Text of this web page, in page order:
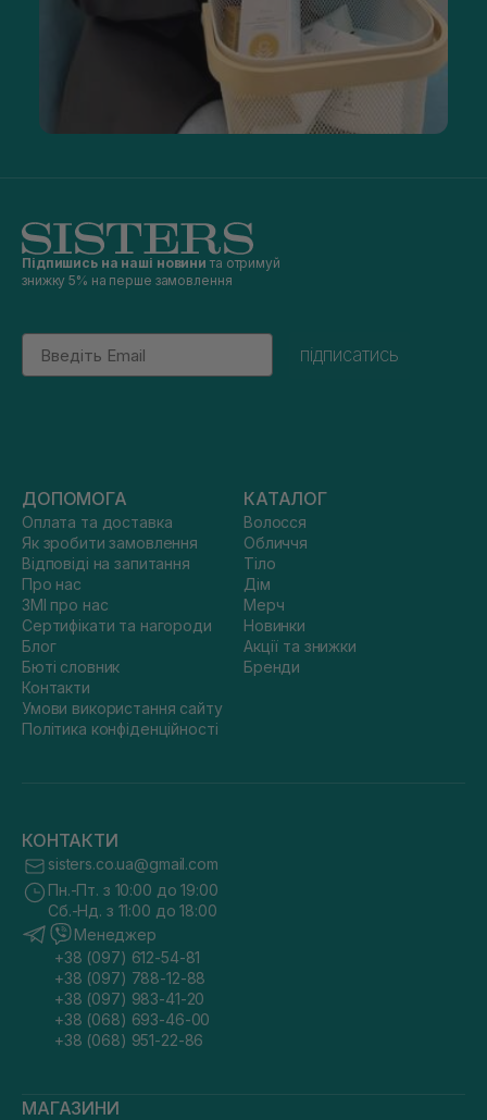
Підпишись на наші новини та отримуй
знижку 5% на перше замовлення
Email
підписатись
ДОПОМОГА
Оплата та доставка
Як зробити замовлення
Відповіді на запитання
Про нас
ЗМІ про нас
Сертифікати та нагороди
Блог
Бюті словник
Контакти
Умови використання сайту
Політика конфіденційності
КАТАЛОГ
Волосся
Обличчя
Тіло
Дім
Мерч
Новинки
Акції та знижки
Бренди
КОНТАКТИ
sisters.co.ua@gmail.com
Пн.-Пт. з 10:00 до 19:00
Сб.-Нд. з 11:00 до 18:00
Менеджер
+38 (097) 612-54-81
+38 (097) 788-12-88
+38 (097) 983-41-20
+38 (068) 693-46-00
+38 (068) 951-22-86
МАГАЗИНИ